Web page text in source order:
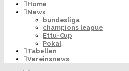
Home
News
bundesliga
champions league
Ettu-Cup
Pokal
Tabellen
Vereinsnews